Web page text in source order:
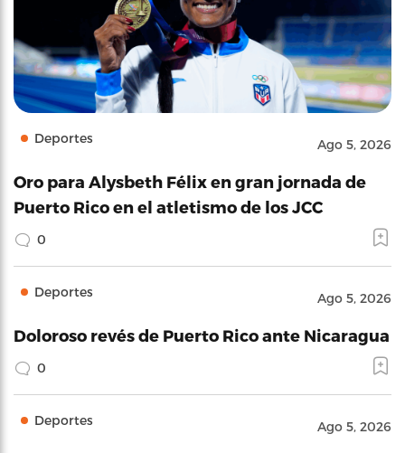
Deportes Ago 5, 2026
Oro para Alysbeth Félix en gran jornada de
Puerto Rico en el atletismo de los JCC
0
Deportes Ago 5, 2026
Doloroso revés de Puerto Rico ante Nicaragua
0
Deportes Ago 5, 2026